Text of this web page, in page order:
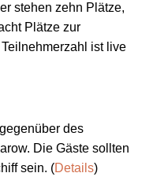
stehen zehn Plätze,
Plätze zur
ist live
des
Die Gäste sollten
sein. (Details)